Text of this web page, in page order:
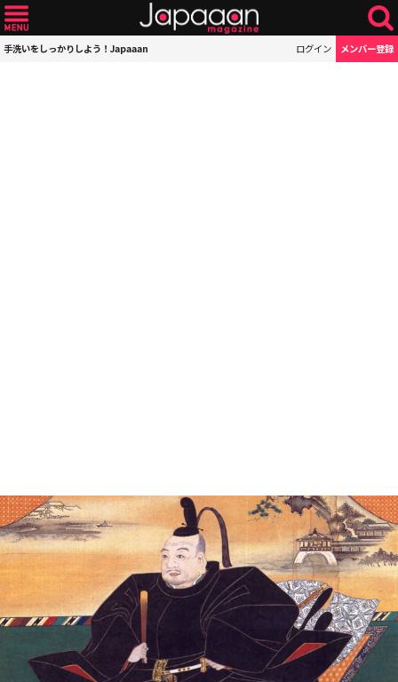
手洗いをしっかりしよう！Japaaan ログイン メンバー登録